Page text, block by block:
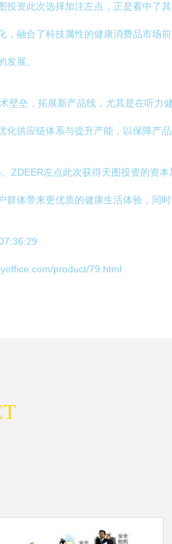
资此次选择加注左点，正是看中了
融合了科技属性的健康消费品市场
展。
垒，拓展新产品线，尤其是在听力
供应链体系与提升产能，以保障产
ZDEER左点此次获得天图投资的资
体带来更优质的健康生活体验，同
product/79.html